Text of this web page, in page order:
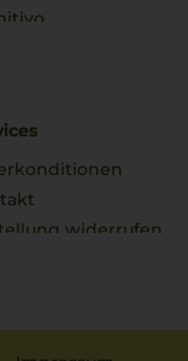
widerrufen